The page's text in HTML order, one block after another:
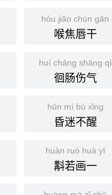
hóu jiāo chún gān
喉焦唇干
huí cháng shāng qì
徊肠伤气
hūn mí bù xǐng
昏迷不醒
huàn ruò huà yī
斠若画一